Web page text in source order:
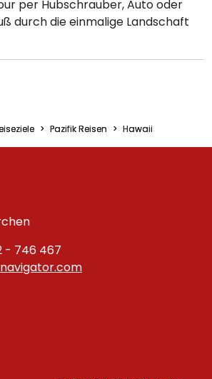
per Hubschrauber, Auto oder
durch die einmalige Landschaft
Pazifik Reisen Hawaii
- 746 467